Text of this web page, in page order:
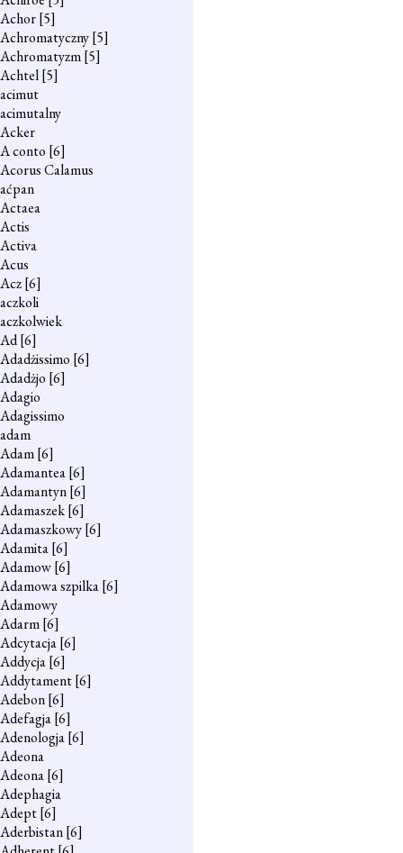
Achor[5]
Achromatyczny[5]
Achromatyzm[5]
Achtel[5]
acimut
acimutalny
Acker
A conto [6]
Acorus Calamus
aćpan
Actaea
Actis
Activa
Acus
Acz[6]
aczkoli
aczkolwiek
Ad[6]
Adadżissimo [6]
Adadżjo [6]
Adagio
Adagissimo
adam
Adam[6]
Adamantea[6]
Adamantyn[6]
Adamaszek[6]
Adamaszkowy[6]
Adamita[6]
Adamow[6]
Adamowa szpilka[6]
Adamowy
Adarm[6]
Adcytacja[6]
Addycja[6]
Addytament[6]
Adebon[6]
Adefagja[6]
Adenologja[6]
Adeona
Adeona[6]
Adephagia
Adept[6]
Aderbistan[6]